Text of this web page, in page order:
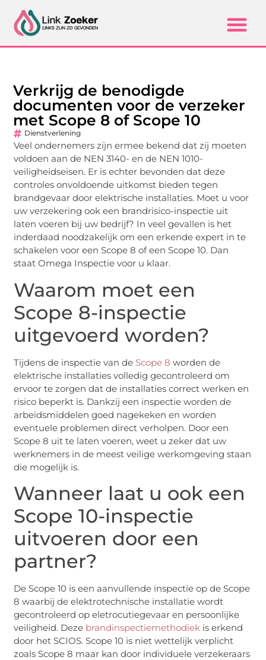
Verkrijg de benodigde
documenten voor de verzeker
met Scope 8 of Scope 10
Dienstverlening
Veel ondernemers zijn ermee bekend dat zij moeten
voldoen aan de NEN 3140- en de NEN 1010-
veiligheidseisen. Er is echter bevonden dat deze
controles onvoldoende uitkomst bieden tegen
brandgevaar door elektrische installaties. Moet u voor
uw verzekering ook een brandrisico-inspectie uit
laten voeren bij uw bedrijf? In veel gevallen is het
inderdaad noodzakelijk om een erkende expert in te
schakelen voor een Scope 8 of een Scope 10. Dan
staat Omega Inspectie voor u klaar.
Waarom moet een
Scope 8-inspectie
uitgevoerd worden?
Tijdens de inspectie van de Scope 8 worden de
elektrische installaties volledig gecontroleerd om
ervoor te zorgen dat de installaties correct werken en
risico beperkt is. Dankzij een inspectie worden de
arbeidsmiddelen goed nagekeken en worden
eventuele problemen direct verholpen. Door een
Scope 8 uit te laten voeren, weet u zeker dat uw
werknemers in de meest veilige werkomgeving staan
die mogelijk is.
Wanneer laat u ook een
Scope 10-inspectie
uitvoeren door een
partner?
De Scope 10 is een aanvullende inspectie op de Scope
8 waarbij de elektrotechnische installatie wordt
gecontroleerd op eletrocutiegevaar en persoonlijke
veiligheid. Deze brandinspectiemethodiek is erkend
door het SCIOS. Scope 10 is niet wettelijk verplicht
zoals Scope 8 maar kan door individuele verzekeraars